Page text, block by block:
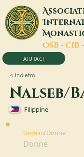
A
I
M
OSB - CIB -
AIUTACI
< Indietro
Nalseb/
Filippine
Uomini/Donne
Donne